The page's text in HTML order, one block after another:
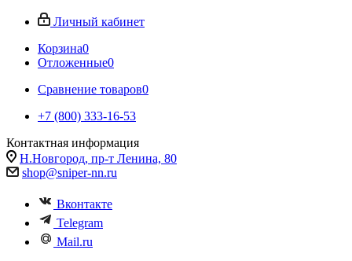
Личный кабинет
Корзина0
Отложенные0
Сравнение товаров0
+7 (800) 333-16-53
Контактная информация
Н.Новгород, пр-т Ленина, 80
shop@sniper-nn.ru
Вконтакте
Telegram
Mail.ru